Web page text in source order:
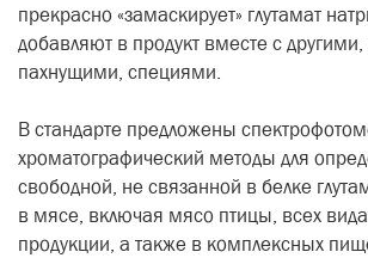
прекрасно «замаскирует» глутамат
добавляют в продукт вместе с
пахнущими, специями.
В стандарте предложены
хроматографический методы для
свободной, не связанной в белке
в мясе, включая мясо птицы, всех
продукции, а также в комплексных